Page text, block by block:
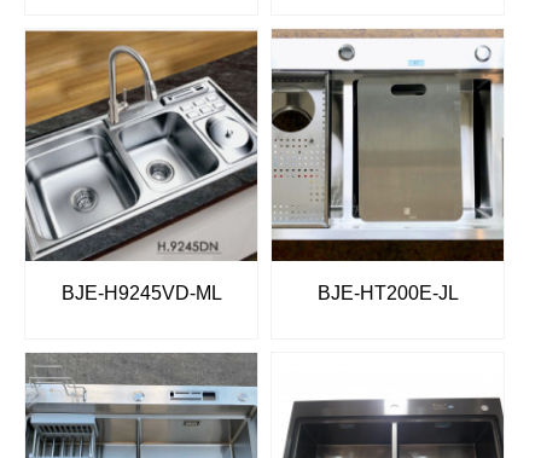
BJE-H9245VD-ML BJE-HT200E-JL